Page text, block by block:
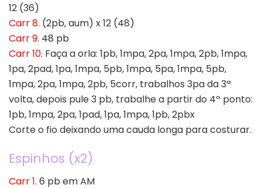
12 (36)
Carr 8. (2pb, aum) x 12 (48)
Carr 9. 48 pb
Carr 10. Faça a orla: 1pb, 1mpa, 2pa, 1mpa, 2pb, 1mpa,
1pa, 2pad, 1pa, 1mpa, 5pb, 1mpa, 5pa, 1mpa, 5pb,
1mpa, 2pa, 1mpa, 2pb, 5corr, trabalhos 3pa da 3ª
volta, depois pule 3 pb, trabalhe a partir do 4º ponto:
1pb, 1mpa, 2pa, 1pad, 1pa, 1mpa, 1pb, 2pbx
Corte o fio deixando uma cauda longa para costurar.
Espinhos (x2)
Carr 1. 6 pb em AM